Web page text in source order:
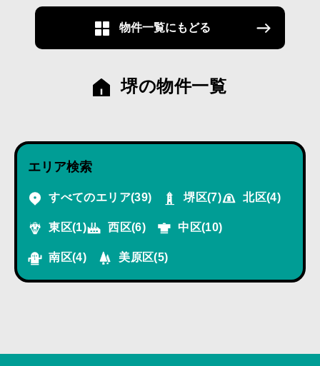
物件一覧にもどる
堺の物件一覧
エリア検索
すべてのエリア(39) 堺区(7) 北区(4)
東区(1) 西区(6) 中区(10)
南区(4) 美原区(5)